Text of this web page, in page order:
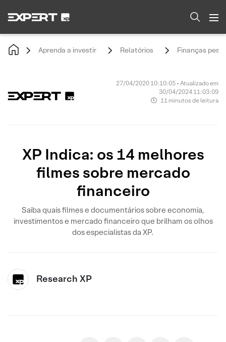
Aprenda a investir Relatórios Finanças
27/04/2020 10:10:05 • Atualizado em
30/04/2024 11:03:09
11 minutos de leitura
XP Indica: os 14 melhores
filmes sobre mercado
financeiro
Saiba quais filmes e documentários sobre economia,
investimentos e mercado financeiro que brilham os olhos
dos especialistas da XP.
Research XP